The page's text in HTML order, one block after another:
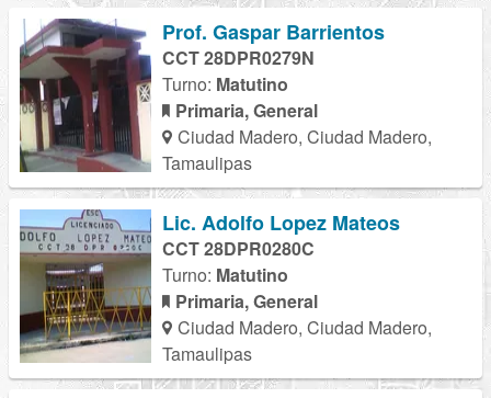
Prof. Gaspar Barrientos
CCT 28DPR0279N
Turno: Matutino
Primaria, General
Ciudad Madero, Ciudad Madero,
Tamaulipas
Lic. Adolfo Lopez Mateos
CCT 28DPR0280C
Turno: Matutino
Primaria, General
Ciudad Madero, Ciudad Madero,
Tamaulipas